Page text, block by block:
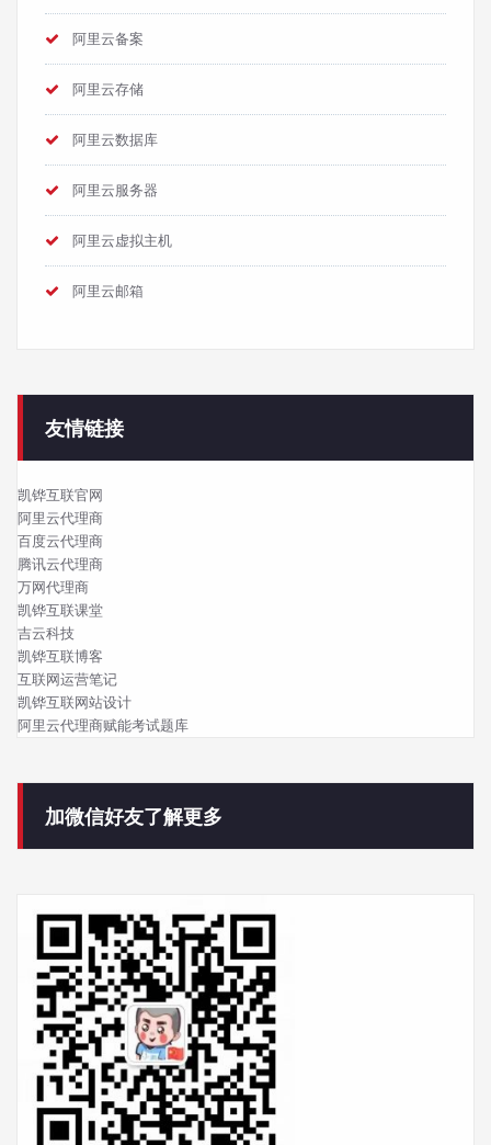
阿里云备案
阿里云存储
阿里云数据库
阿里云服务器
阿里云虚拟主机
阿里云邮箱
友情链接
凯铧互联官网
阿里云代理商
百度云代理商
腾讯云代理商
万网代理商
凯铧互联课堂
吉云科技
凯铧互联博客
互联网运营笔记
凯铧互联网站设计
阿里云代理商赋能考试题库
加微信好友了解更多